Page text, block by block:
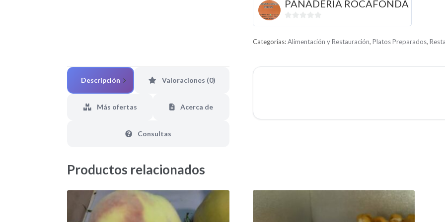
PANADERIA ROCAFONDA
0
e
Categorías:Alimentación y Restauración, Platos Preparados,
Descripción Valoraciones (0)
Más ofertas Acerca de
Consultas
Productos relacionados